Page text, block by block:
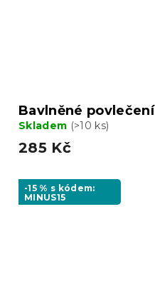
Bavlněné povlečení
Skladem (>10 ks)
285 Kč
-15 % s kódem:
MINUS15